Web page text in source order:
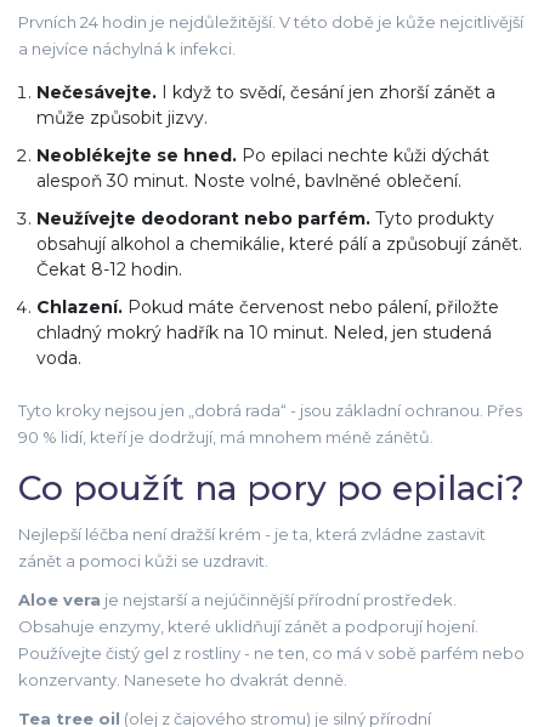
Prvních 24 hodin je nejdůležitější. V této době je kůže nejcitlivější
a nejvíce náchylná k infekci.
Nečesávejte. I když to svědí, česání jen zhorší zánět a
může způsobit jizvy.
Neoblékejte se hned. Po epilaci nechte kůži dýchát
alespoň 30 minut. Noste volné, bavlněné oblečení.
Neužívejte deodorant nebo parfém. Tyto produkty
obsahují alkohol a chemikálie, které pálí a způsobují zánět.
Čekat 8-12 hodin.
Chlazení. Pokud máte červenost nebo pálení, přiložte
chladný mokrý hadřík na 10 minut. Neled, jen studená
voda.
Tyto kroky nejsou jen „dobrá rada“ - jsou základní ochranou. Přes
90 % lidí, kteří je dodržují, má mnohem méně zánětů.
Co použít na pory po epilaci?
Nejlepší léčba není dražší krém - je ta, která zvládne zastavit
zánět a pomoci kůži se uzdravit.
Aloe vera je nejstarší a nejúčinnější přírodní prostředek.
Obsahuje enzymy, které uklidňují zánět a podporují hojení.
Používejte čistý gel z rostliny - ne ten, co má v sobě parfém nebo
konzervanty. Nanesete ho dvakrát denně.
Tea tree oil (olej z čajového stromu) je silný přírodní